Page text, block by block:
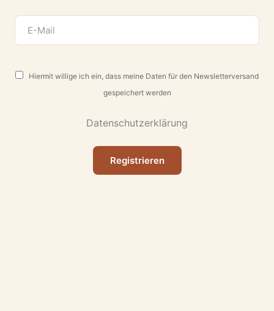
Hiermit willige ich ein, dass meine Daten für den Newsletterversand
gespeichert werden
Datenschutzerklärung